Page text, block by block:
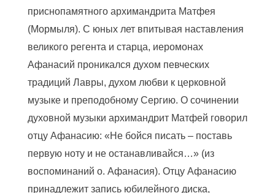
приснопамятного архимандрита Матфея
(Мормыля). С юных лет впитывая наставления
великого регента и старца, иеромонах
Афанасий проникался духом певческих
традиций Лавры, духом любви к церковной
музыке и преподобному Сергию. О сочинении
духовной музыки архимандрит Матфей говорил
отцу Афанасию: «Не бойся писать – поставь
первую ноту и не останавливайся…» (из
воспоминаний о. Афанасия). Отцу Афанасию
принадлежит запись юбилейного диска,